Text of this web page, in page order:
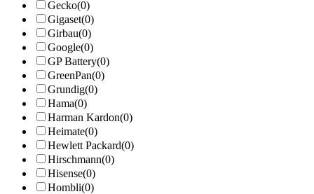
Gecko(0)
Gigaset(0)
Girbau(0)
Google(0)
GP Battery(0)
GreenPan(0)
Grundig(0)
Hama(0)
Harman Kardon(0)
Heimate(0)
Hewlett Packard(0)
Hirschmann(0)
Hisense(0)
Hombli(0)